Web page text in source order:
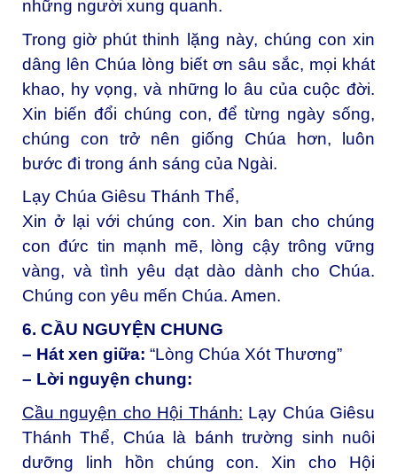
những người xung quanh.
Trong giờ phút thinh lặng này, chúng con xin
dâng lên Chúa lòng biết ơn sâu sắc, mọi khát
khao, hy vọng, và những lo âu của cuộc đời.
Xin biến đổi chúng con, để từng ngày sống,
chúng con trở nên giống Chúa hơn, luôn
bước đi trong ánh sáng của Ngài.
Lạy Chúa Giêsu Thánh Thể,
Xin ở lại với chúng con. Xin ban cho chúng
con đức tin mạnh mẽ, lòng cậy trông vững
vàng, và tình yêu dạt dào dành cho Chúa.
Chúng con yêu mến Chúa. Amen.
6. CẦU NGUYỆN CHUNG
– Hát xen giữa: “Lòng Chúa Xót Thương”
– Lời nguyện chung:
Cầu nguyện cho Hội Thánh: Lạy Chúa Giêsu
Thánh Thể, Chúa là bánh trường sinh nuôi
dưỡng linh hồn chúng con. Xin cho Hội